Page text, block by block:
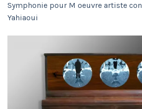
Symphonie pour M oeuvre artiste
Yahiaoui